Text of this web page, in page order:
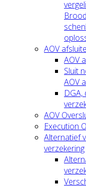
AOV
AOV
Sluit
AOV
DGA,
AOV
Execution
Alternatief
verzekering